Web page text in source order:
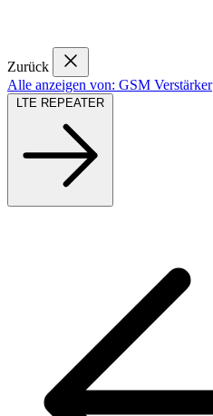
Zurück
Alle anzeigen von: GSM Verstärker
LTE REPEATER